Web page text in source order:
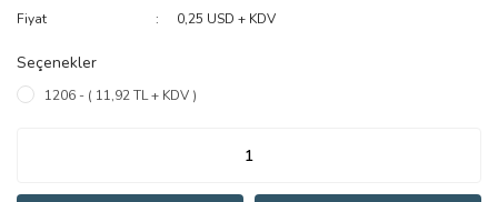
Fiyat
0,25 USD + KDV
Seçenekler
1206 - ( 11,92 TL + KDV )